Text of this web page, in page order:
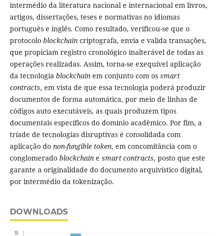
intermédio da literatura nacional e internacional em livros,
artigos, dissertações, teses e normativas no idiomas
português e inglês. Como resultado, verificou-se que o
protocolo blockchaincriptografa, envia e valida transações,
que propiciam registro cronológico inalterável de todas as
operações realizadas. Assim, torna-se exequível aplicação
da tecnologia blockchainem conjunto com os smart
contracts, em vista de que essa tecnologia poderá produzir
documentos de forma automática, por meio de linhas de
códigos auto executáveis, as quais produzem tipos
documentais específicos do domínio acadêmico. Por fim, a
tríade de tecnologias disruptivas é consolidada com
aplicação do non-fungible token, em concomitância com o
conglomerado blockchaine smart contracts, posto que este
garante a originalidade do documento arquivístico digital,
por intermédio da tokenização.
DOWNLOADS